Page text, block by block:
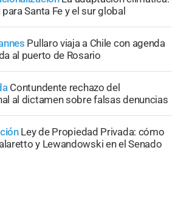
Santa Fe y el sur global
Pullaro viaja a Chile con agenda
al puerto de Rosario
Contundente rechazo del
al dictamen sobre falsas denuncias
Ley de Propiedad Privada: cómo
y Lewandowski en el Senado